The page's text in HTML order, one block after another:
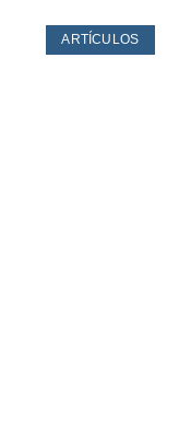
ARTÍCULOS